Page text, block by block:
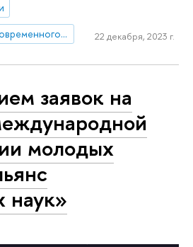
Политический атлас современного мира 2.0
22 декабря, 2023 г.
заявок на
молодых
наук»